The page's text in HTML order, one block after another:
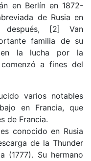
en Berlín en 1872-
de Rusia en
[2] Van
familia de su
la lucha por la
comenzó a fines del
varios notables
en Francia, que
de Francia.
conocido en Rusia
de la Thunder
(1777). Su hermano